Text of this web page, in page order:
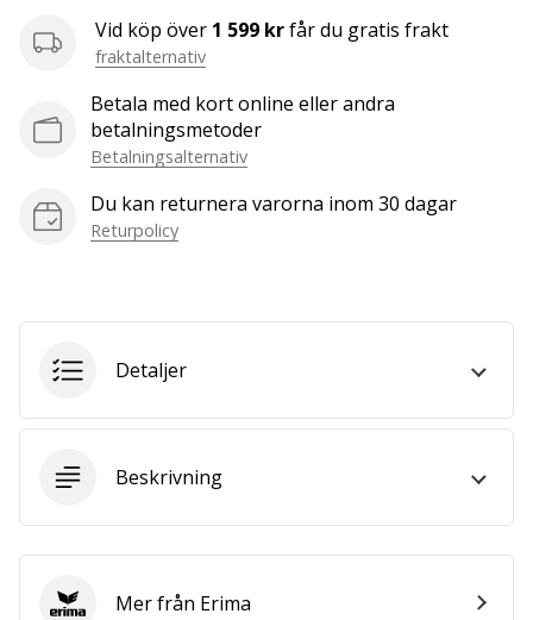
a
handball
like
we
us
Ambassador.
Visa
artiklar
Vid köp över 1 599 krfår du gratis frakt
fraktalternativ
Betala med kort online eller andra
betalningsmetoder
Betalningsalternativ
Du kan returnera varorna inom 30 dagar
Returpolicy
Detaljer
Beskrivning
ErimaMer från Erima